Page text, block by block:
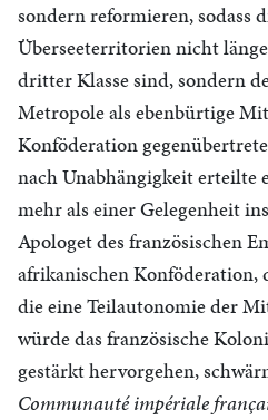
sondern reformieren, sodass
Überseeterritorien nicht
dritter Klasse sind, sondern
Metropole als ebenbürtige
Konföderation
nach Unabhängigkeit erteilte
mehr als einer Gelegenheit
Apologet des französischen
afrikanischen Konföderation,
die eine Teilautonomie der
würde das französische
gestärkt hervorgehen,
Communauté impériale